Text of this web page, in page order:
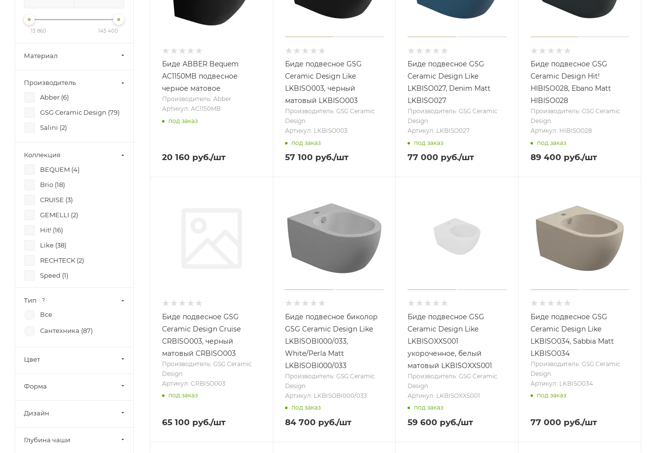
Биде ABBER Bequem
AC1150MB подвесное
черное матовое
Производитель: Abber
Артикул: AC1150MB
под заказ
20 160 руб./шт
Биде подвесное GSG
Ceramic Design Like
LKBISO003, черный
матовый LKBISO003
Производитель: GSG Ceramic
Design
Артикул: LKBISO003
под заказ
57 100 руб./шт
Биде подвесное GSG
Ceramic Design Like
LKBISO027, Denim Matt
LKBISO027
Производитель: GSG Ceramic
Design
Артикул: LKBISO027
под заказ
77 000 руб./шт
Биде подвесное GSG
Ceramic Design Hit!
HIBISO028, Ebano Matt
HIBISO028
Производитель: GSG Ceramic
Design
Артикул: HIBISO028
под заказ
89 400 руб./шт
Биде подвесное GSG
Ceramic Design Cruise
CRBISO003, черный
матовый CRBISO003
Производитель: GSG Ceramic
Design
Артикул: CRBISO003
под заказ
65 100 руб./шт
Биде подвесное биколор
GSG Ceramic Design Like
LKBISOBI000/033,
White/Perla Matt
LKBISOBI000/033
Производитель: GSG Ceramic
Design
Артикул: LKBISOBI000/033
под заказ
84 700 руб./шт
Биде подвесное GSG
Ceramic Design Like
LKBISOXXS001
укороченное, белый
матовый LKBISOXXS001
Производитель: GSG Ceramic
Design
Артикул: LKBISOXXS001
под заказ
59 600 руб./шт
Биде подвесное GSG
Ceramic Design Like
LKBISO034, Sabbia Matt
LKBISO034
Производитель: GSG Ceramic
Design
Артикул: LKBISO034
под заказ
77 000 руб./шт
13 860 145 400
Материал
Производитель
Abber (6)
GSG Ceramic Design (79)
Salini (2)
Коллекция
BEQUEM (4)
Brio (18)
CRUISE (3)
GEMELLI (2)
Hit! (16)
Like (38)
RECHTECK (2)
Speed (1)
Тип
?
Все
Сантехника (87)
Цвет
Форма
Дизайн
Глубина чаши